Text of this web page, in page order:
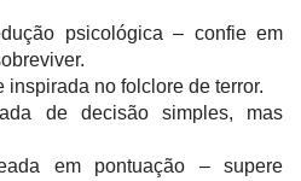
psicológica – confie em
inspirada no folclore de terror.
de decisão simples, mas
em pontuação – supere